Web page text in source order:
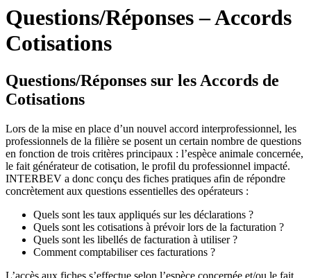
Questions/Réponses – Accords
Cotisations
Questions/Réponses sur les Accords de
Cotisations
Lors de la mise en place d’un nouvel accord interprofessionnel, les
professionnels de la filière se posent un certain nombre de questions
en fonction de trois critères principaux : l’espèce animale concernée,
le fait générateur de cotisation, le profil du professionnel impacté.
INTERBEV a donc conçu des fiches pratiques afin de répondre
concrètement aux questions essentielles des opérateurs :
Quels sont les taux appliqués sur les déclarations ?
Quels sont les cotisations à prévoir lors de la facturation ?
Quels sont les libellés de facturation à utiliser ?
Comment comptabiliser ces facturations ?
L’accès aux fiches s’effectue selon l’espèce concernée et/ou le fait